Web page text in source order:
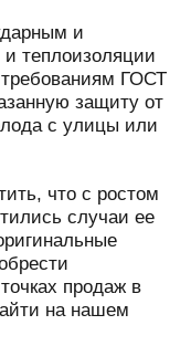
и
и теплоизоляции
ГОСТ
защиту от
с улицы или
что с ростом
случаи ее
продаж в
на нашем